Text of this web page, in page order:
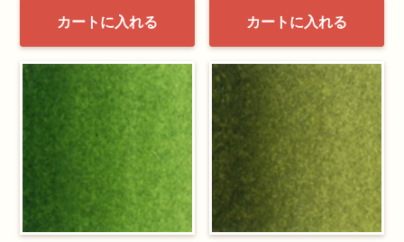
カートに入れる カートに入れる